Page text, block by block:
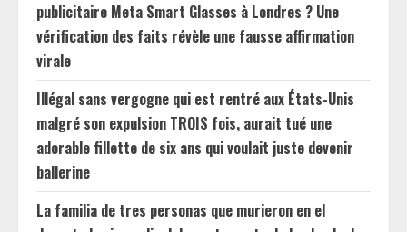
publicitaire Meta Smart Glasses à Londres ? Une
vérification des faits révèle une fausse affirmation
virale
Illégal sans vergogne qui est rentré aux États-Unis
malgré son expulsion TROIS fois, aurait tué une
adorable fillette de six ans qui voulait juste devenir
ballerine
La familia de tres personas que murieron en el